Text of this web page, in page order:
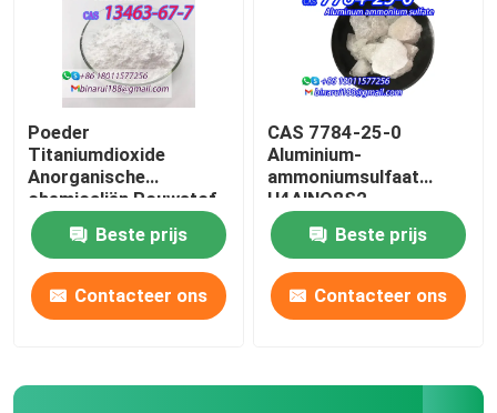
Poeder
Titaniumdioxide
Anorganische
chemicaliën Rouwstof
O2Ti Titaniumoxide
CAS 13463-67-7
Beste prijs
Contacteer ons
CAS 7784-25-0
Aluminium-
ammoniumsulfaat
H4AlNO8S2
Uitgedroogd
ammoniumalum
Beste prijs
Contacteer ons